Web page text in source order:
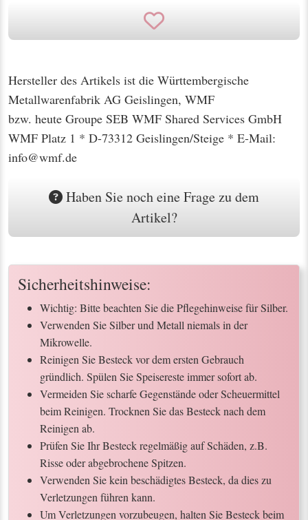
Hersteller des Artikels ist die Württembergische
Metallwarenfabrik AG Geislingen, WMF
bzw. heute Groupe SEB WMF Shared Services GmbH
WMF Platz 1 * D-73312 Geislingen/Steige * E-Mail:
info@wmf.de
Haben Sie noch eine Frage zu dem
Artikel?
Sicherheitshinweise:
Wichtig: Bitte beachten Sie die Pflegehinweise für Silber.
Verwenden Sie Silber und Metall niemals in der
Mikrowelle.
Reinigen Sie Besteck vor dem ersten Gebrauch
gründlich. Spülen Sie Speisereste immer sofort ab.
Vermeiden Sie scharfe Gegenstände oder Scheuermittel
beim Reinigen. Trocknen Sie das Besteck nach dem
Reinigen ab.
Prüfen Sie Ihr Besteck regelmäßig auf Schäden, z.B.
Risse oder abgebrochene Spitzen.
Verwenden Sie kein beschädigtes Besteck, da dies zu
Verletzungen führen kann.
Um Verletzungen vorzubeugen, halten Sie Besteck beim